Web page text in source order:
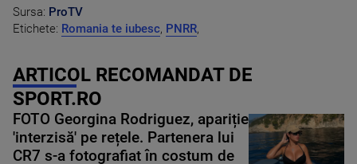
Sursa: ProTV
Etichete: Romania te iubesc, PNRR,
ARTICOL RECOMANDAT DE
SPORT.RO
FOTO Georgina Rodriguez, apariție
'interzisă' pe rețele. Partenera lui
CR7 s-a fotografiat în costum de